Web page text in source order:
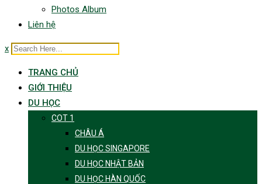
Photos Album
Liên hệ
x
TRANG CHỦ
GIỚI THIỆU
DU HỌC
COT 1
CHÂU Á
DU HỌC SINGAPORE
DU HỌC NHẬT BẢN
DU HỌC HÀN QUỐC